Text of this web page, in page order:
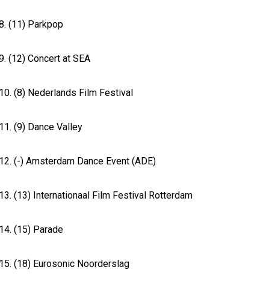
(11) Parkpop
(12) Concert at SEA
10. (8) Nederlands Film Festival
11. (9) Dance Valley
12. (-) Amsterdam Dance Event (ADE)
13. (13) Internationaal Film Festival Rotterdam
14. (15) Parade
15. (18) Eurosonic Noorderslag